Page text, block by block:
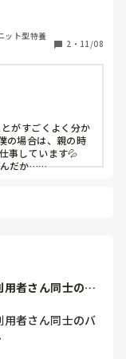
着込む利用者と笑
リハビリに通
イスを受ける。
てるんですよ」と
った時私どうな
りもうつのが困難
ろうか。。
テナンスに努めて
めっちゃ早いテン
った、介護だっ
ット型特養
2 ・ 11/08
がすごくよく分か
の場合は、親の時
事しています💦
だか…
らこれ歌おうかな
者さん同士のバ
者さん同士のバ
うるさい！と怒鳴